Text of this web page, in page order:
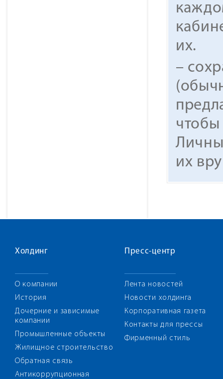
их.
–
их
Холдинг
О компании
История
Дочерние и зависимые
компании
Промышленные объекты
Жилищное строительство
Обратная связь
Антикоррупционная
Пресс-центр
Лента новостей
Новости холдинга
Корпоративная газета
Контакты для прессы
Фирменный стиль